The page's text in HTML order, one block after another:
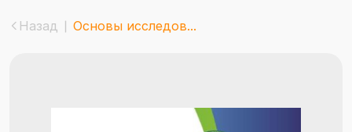
Назад Основы исследов...